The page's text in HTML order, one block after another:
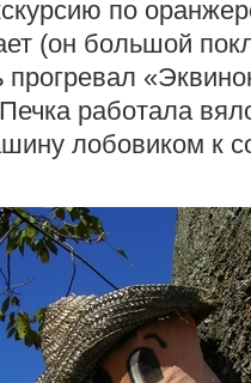
по
(он большой
работала
лобовиком к